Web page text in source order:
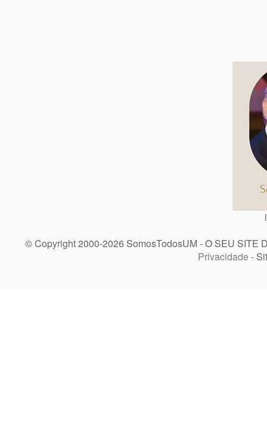
© Copyright 2000-2026 SomosTodosUM - O SEU SITE
Privacidade -